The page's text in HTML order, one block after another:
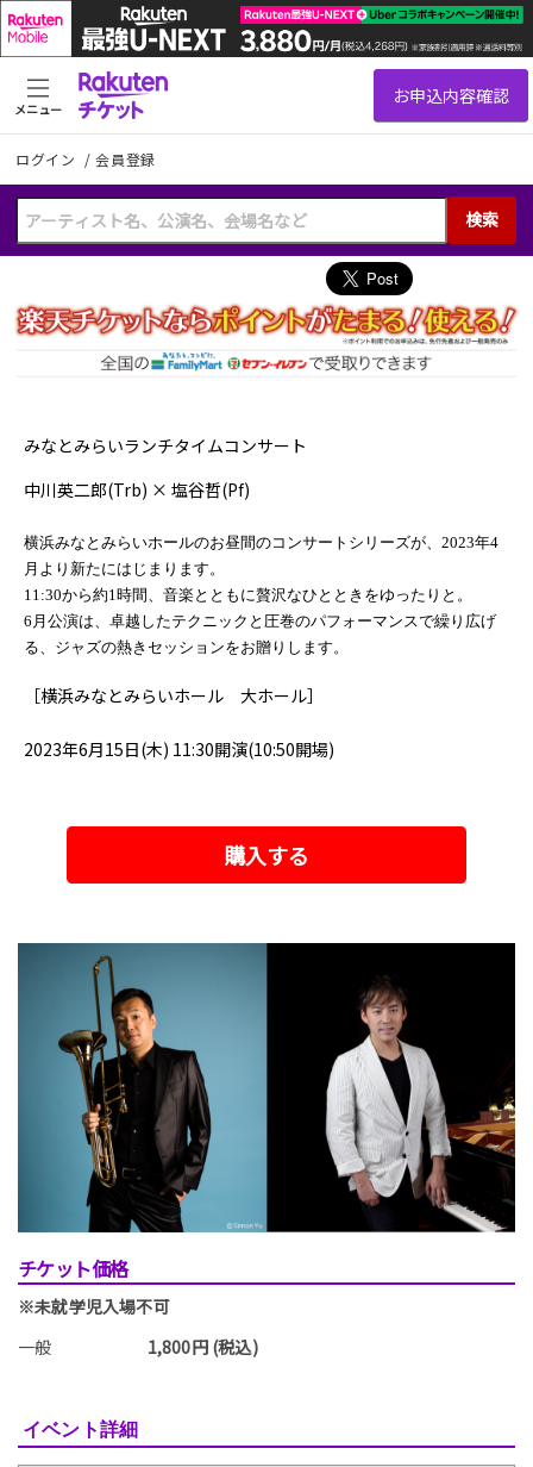
ログイン /会員登録
検索
メニュー
みなとみらいランチタイムコンサート
中川英二郎(Trb) × 塩谷哲(Pf)
横浜みなとみらいホールのお昼間のコンサートシリーズが、2023年4
月より新たにはじまります。
11:30から約1時間、音楽とともに贅沢なひとときをゆったりと。
6月公演は、卓越したテクニックと圧巻のパフォーマンスで繰り広げ
る、ジャズの熱きセッションをお贈りします。
［横浜みなとみらいホール 大ホール］
2023年6月15日(木) 11:30開演(10:50開場)
購入する
チケット価格
※未就学児入場不可
一般
1,800円 (税込)
イベント詳細